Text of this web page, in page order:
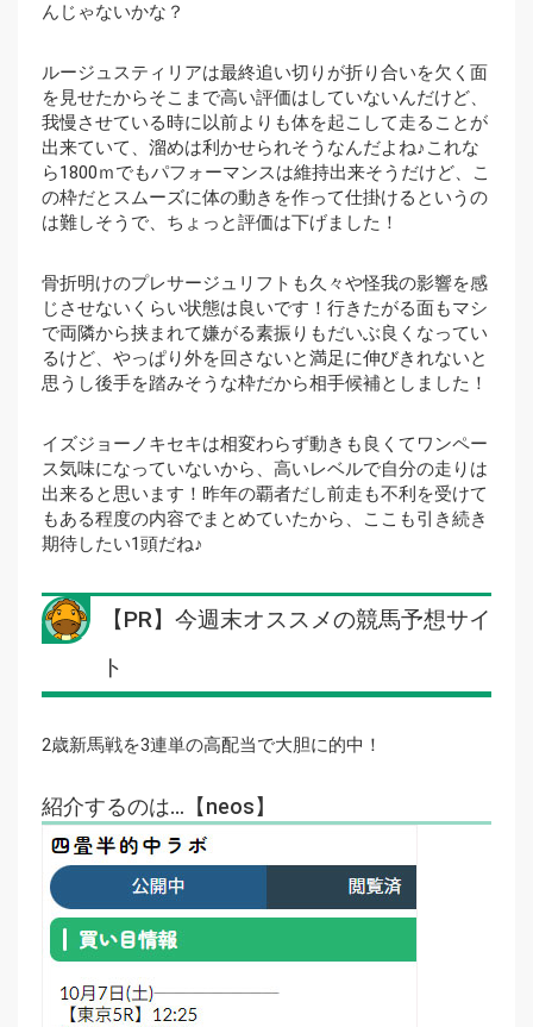
んじゃないかな？
ルージュスティリアは最終追い切りが折り合いを欠く面
を見せたからそこまで高い評価はしていないんだけど、
我慢させている時に以前よりも体を起こして走ることが
出来ていて、溜めは利かせられそうなんだよね♪これな
ら1800ｍでもパフォーマンスは維持出来そうだけど、こ
の枠だとスムーズに体の動きを作って仕掛けるというの
は難しそうで、ちょっと評価は下げました！
骨折明けのプレサージュリフトも久々や怪我の影響を感
じさせないくらい状態は良いです！行きたがる面もマシ
で両隣から挟まれて嫌がる素振りもだいぶ良くなってい
るけど、やっぱり外を回さないと満足に伸びきれないと
思うし後手を踏みそうな枠だから相手候補としました！
イズジョーノキセキは相変わらず動きも良くてワンペー
ス気味になっていないから、高いレベルで自分の走りは
出来ると思います！昨年の覇者だし前走も不利を受けて
もある程度の内容でまとめていたから、ここも引き続き
期待したい1頭だね♪
【PR】今週末オススメの競馬予想サイ
ト
2歳新馬戦を3連単の高配当で大胆に的中！
紹介するのは…【neos】